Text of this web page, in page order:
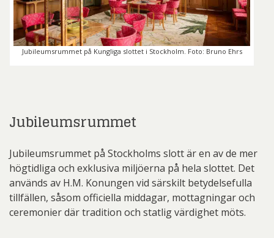
Jubileumsrummet på Kungliga slottet i Stockholm. Foto: Bruno Ehrs
Jubileumsrummet
Jubileumsrummet på Stockholms slott är en av de mer
högtidliga och exklusiva miljöerna på hela slottet. Det
används av H.M. Konungen vid särskilt betydelsefulla
tillfällen, såsom officiella middagar, mottagningar och
ceremonier där tradition och statlig värdighet möts.